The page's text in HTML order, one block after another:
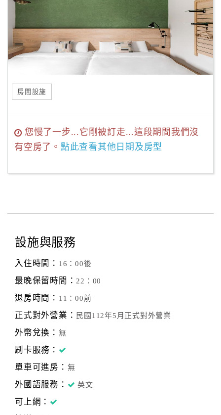
房間設施
您慢了一步...它剛被訂走...這段期間我們沒
有空房了。 點此查看其他日期及房型
設施與服務
入住時間： 16：00後
最晚保留時間：22：00
退房時間： 11：00前
正式對外營業： 民國112年5月正式對外營業
外幣兌換： 無
刷卡服務：
單車可進房： 無
外國語服務： 英文
可上網：